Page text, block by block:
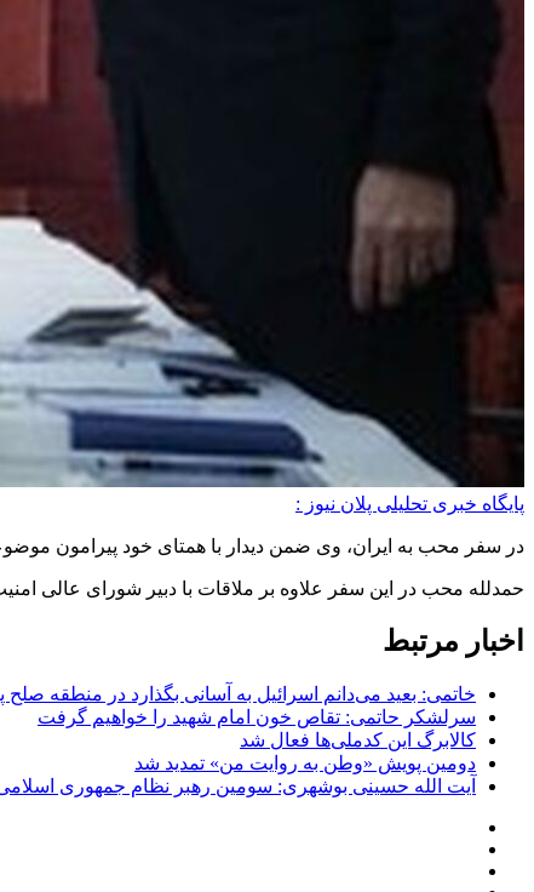
پایگاه خبری تحلیلی پلان نیوز :
در سفر محب به ایران، وی ضمن دیدار با همتای خود پیرامون
حمدلله محب در این سفر علاوه بر ملاقات با دبیر شورای عالی
اخبار مرتبط
خاتمی: بعید می‌دانم اسرائیل به آسانی بگذارد در منطقه صلح
سرلشکر حاتمی: تقاص خون امام شهید را خواهیم گرفت
کالابرگ این کدملی‌ها فعال شد
دومین پویش «وطن به روایت من» تمدید شد
آیت الله حسینی بوشهری: سومین رهبر نظام جمهوری